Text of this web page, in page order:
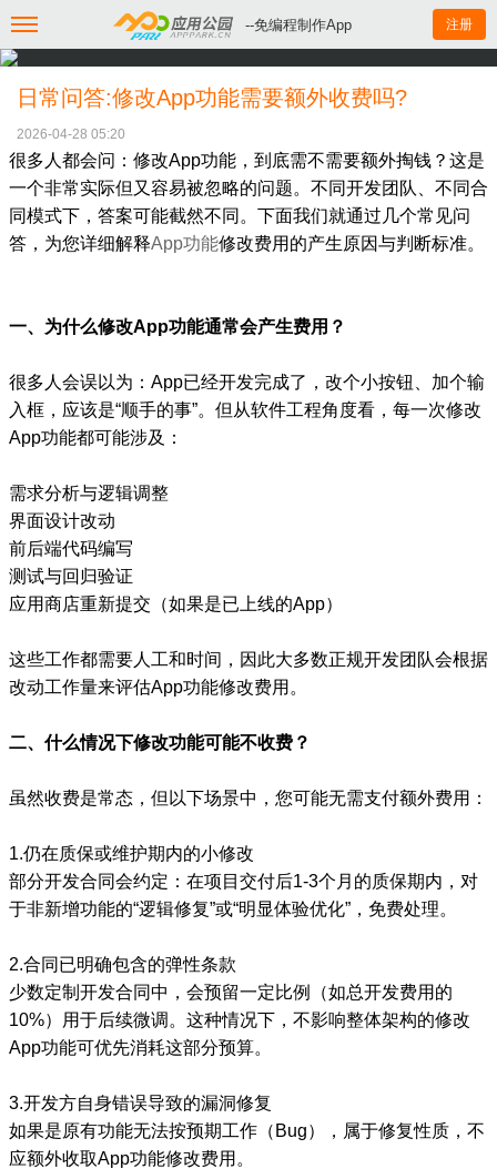
--免编程制作App 注册
日常问答:修改App功能需要额外收费吗?
2026-04-28 05:20
很多人都会问：修改App功能，到底需不需要额外掏钱？这是
一个非常实际但又容易被忽略的问题。不同开发团队、不同合
同模式下，答案可能截然不同。下面我们就通过几个常见问
答，为您详细解释App功能修改费用的产生原因与判断标准。
一、为什么修改App功能通常会产生费用？
很多人会误以为：App已经开发完成了，改个小按钮、加个输
入框，应该是“顺手的事”。但从软件工程角度看，每一次修改
App功能都可能涉及：
需求分析与逻辑调整
界面设计改动
前后端代码编写
测试与回归验证
应用商店重新提交（如果是已上线的App）
这些工作都需要人工和时间，因此大多数正规开发团队会根据
改动工作量来评估App功能修改费用。
二、什么情况下修改功能可能不收费？
虽然收费是常态，但以下场景中，您可能无需支付额外费用：
1.仍在质保或维护期内的小修改
部分开发合同会约定：在项目交付后1-3个月的质保期内，对
于非新增功能的“逻辑修复”或“明显体验优化”，免费处理。
2.合同已明确包含的弹性条款
少数定制开发合同中，会预留一定比例（如总开发费用的
10%）用于后续微调。这种情况下，不影响整体架构的修改
App功能可优先消耗这部分预算。
3.开发方自身错误导致的漏洞修复
如果是原有功能无法按预期工作（Bug），属于修复性质，不
应额外收取App功能修改费用。